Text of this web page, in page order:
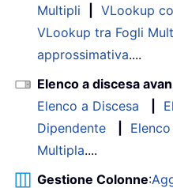
Multipli
VLookup
VLookup tra Fogli
approssimativa....
Elenco a discesa
Elenco a Discesa
Dipendente
Multipla....
Gestione Colonne: